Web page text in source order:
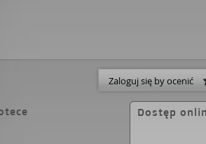
tym nie po to, żeby się użalać, ale po to, by ktoś,
górkę, wiedział, że wysiłek popłaca. Nie
cierpliwi - na dobre owoce warto czekać latami. Ja
sobie teraz na ten moment, kiedy przekroczymy
Zaloguj się by ocenić
Dostęp